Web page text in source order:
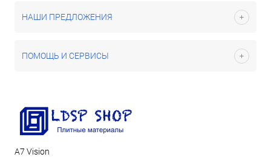
НАШИ ПРЕДЛОЖЕНИЯ
ПОМОЩЬ И СЕРВИСЫ
А7 Vision